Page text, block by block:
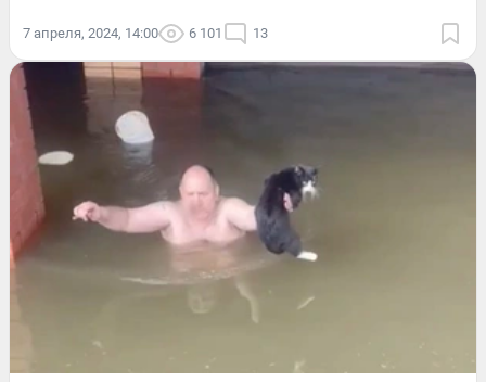
7 апреля, 2024, 14:00 6 101 13